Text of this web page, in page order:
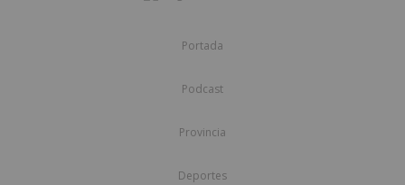
Portada
Podcast
Provincia
Deportes